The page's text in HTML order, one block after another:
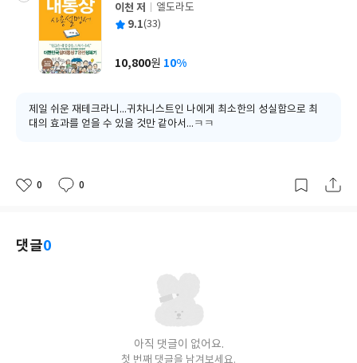
글
쓴
이천 저
출
사
엘도라도
평 9.1(33)
가
10,800원 10%
제일 쉬운 재테크라니...귀차니스트인 나에게 최소한의 성실함으로 최
대의 효과를 얻을 수 있을 것만 같아서...ㅋㅋ
좋
0
댓
0
작
댓글0
아직 댓글이 없어요.
첫 번째 댓글을 남겨보세요.